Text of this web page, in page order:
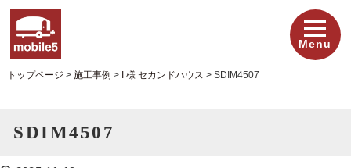
Menu
トップページ > 施工事例 > I 様 セカンドハウス > SDIM4507
SDIM4507